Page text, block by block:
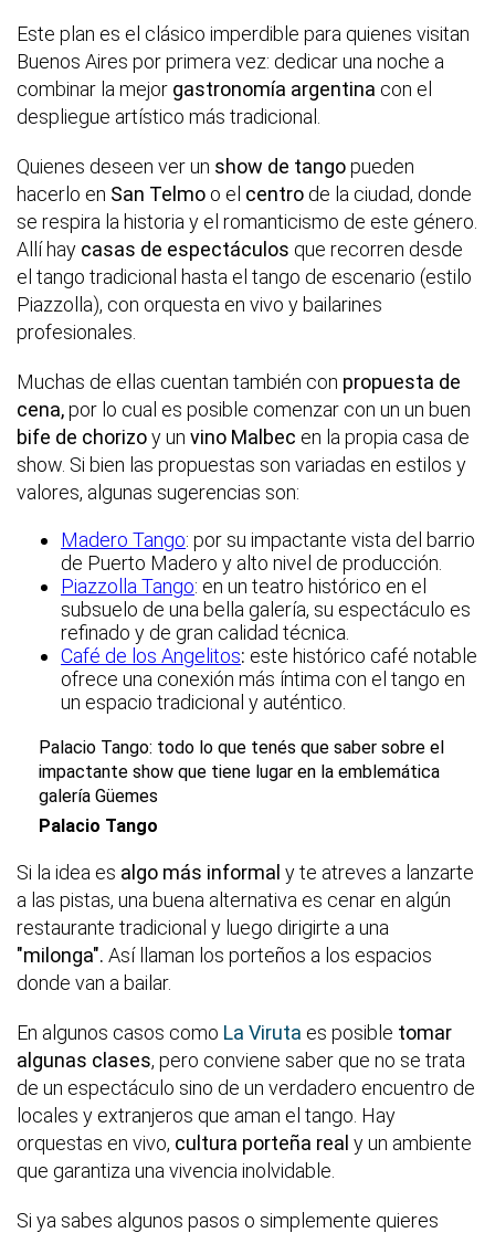
Este plan es el clásico imperdible para quienes visitan
Buenos Aires por primera vez: dedicar una noche a
combinar la mejor gastronomía argentina con el
despliegue artístico más tradicional.
Quienes deseen ver un show de tangopueden
hacerlo en San Telmo o el centro de la ciudad, donde
se respira la historia y el romanticismo de este género.
Allí hay casas de espectáculos que recorren desde
el tango tradicional hasta el tango de escenario (estilo
Piazzolla), con orquesta en vivo y bailarines
profesionales.
Muchas de ellas cuentan también con propuesta de
cena,por lo cual es posible comenzar con un un buen
bife de chorizoy un vino Malbec en la propia casa de
show. Si bien las propuestas son variadas en estilos y
valores, algunas sugerencias son:
Madero Tango: por su impactante vista del barrio
de Puerto Madero y alto nivel de producción.
Piazzolla Tango: en un teatro histórico en el
subsuelo de una bella galería, su espectáculo es
refinado y de gran calidad técnica.
Café de los Angelitos: este histórico café notable
ofrece una conexión más íntima con el tango en
un espacio tradicional y auténtico.
Palacio Tango: todo lo que tenés que saber sobre el
impactante show que tiene lugar en la emblemática
galería Güemes
Palacio Tango
Si la idea es algo más informal y te atreves a lanzarte
a las pistas, una buena alternativa es cenar en algún
restaurante tradicional y luego dirigirte a una
"milonga". Así llaman los porteños a los espacios
donde van a bailar.
En algunos casos como La Viruta es posible tomar
algunas clases, pero conviene saber que no se trata
de un espectáculo sino de un verdadero encuentro de
locales y extranjeros que aman el tango. Hay
orquestas en vivo, cultura porteña real y un ambiente
que garantiza una vivencia inolvidable.
Si ya sabes algunos pasos o simplemente quieres